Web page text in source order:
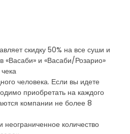
скидку 50% на все суши и
«Васаби» и «Васаби/Розарио»
человека. Если вы идете
приобретать на каждого
компании не более 8
количество